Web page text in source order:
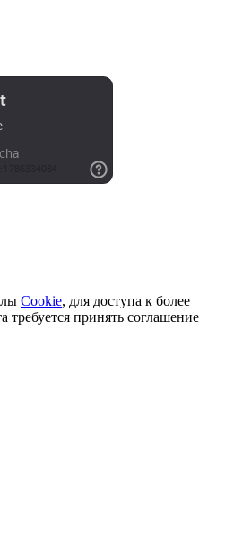
Cookie, для доступа к более
принять соглашение